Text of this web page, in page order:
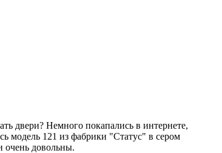
двери? Немного покапались в интернете,
модель 121 из фабрики "Статус" в сером
очень довольны.